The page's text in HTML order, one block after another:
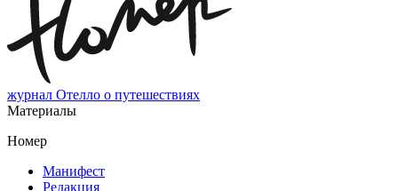
журнал Отелло о путешествиях
Материалы
Номер
Манифест
Редакция